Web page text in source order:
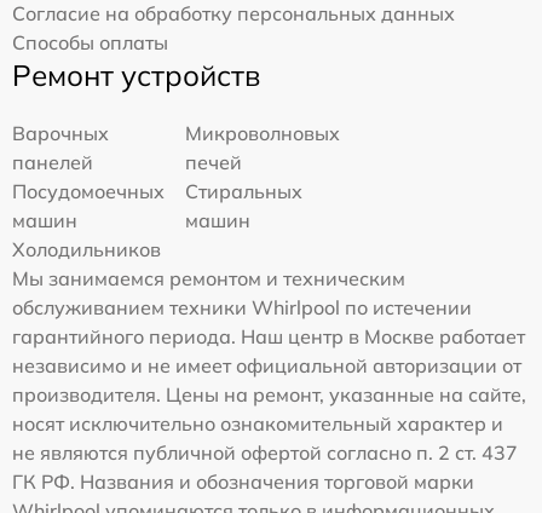
Согласие на обработку персональных данных
Способы оплаты
Ремонт устройств
Варочных
панелей
Микроволновых
печей
Посудомоечных
машин
Стиральных
машин
Холодильников
Мы занимаемся ремонтом и техническим
обслуживанием техники Whirlpool по истечении
гарантийного периода. Наш центр в Москве работает
независимо и не имеет официальной авторизации от
производителя. Цены на ремонт, указанные на сайте,
носят исключительно ознакомительный характер и
не являются публичной офертой согласно п. 2 ст. 437
ГК РФ. Названия и обозначения торговой марки